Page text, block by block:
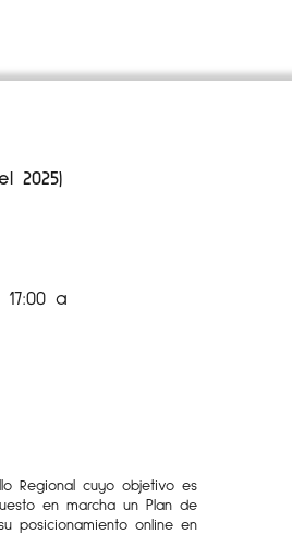
2025)
a
Regional cuyo objetivo es
en marcha un Plan de
posicionamiento online en